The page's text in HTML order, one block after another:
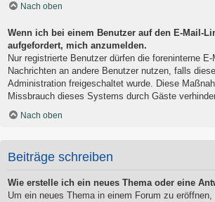
Nach oben
Wenn ich bei einem Benutzer auf den E-Mail-
aufgefordert, mich anzumelden.
Nur registrierte Benutzer dürfen die foreninterne
Nachrichten an andere Benutzer nutzen, falls
Administration freigeschaltet wurde. Diese
Missbrauch dieses Systems durch Gäste
Nach oben
Beiträge schreiben
Wie erstelle ich ein neues Thema oder eine
Um ein neues Thema in einem Forum zu eröffnen,